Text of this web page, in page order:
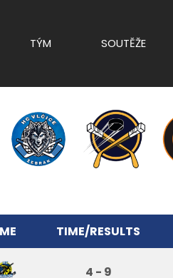
TÝM SOUTĚŽE
TIME/RESULTS
4 - 9